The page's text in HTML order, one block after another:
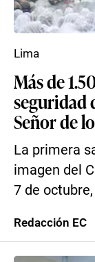
Más de
seguridad
Señor de
La primera
imagen del
7 de
Lima
Redacción EC